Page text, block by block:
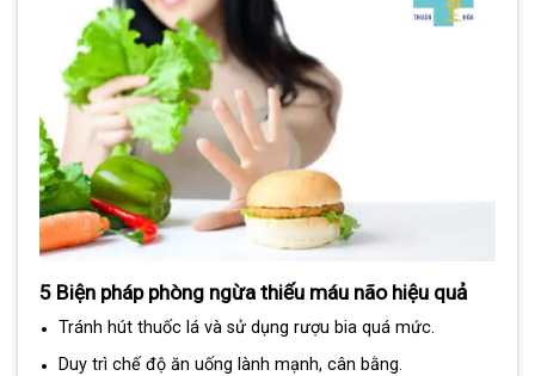
5 Biện pháp phòng ngừa thiếu máu não hiệu quả
Tránh hút thuốc lá và sử dụng rượu bia quá mức.
Duy trì chế độ ăn uống lành mạnh, cân bằng.